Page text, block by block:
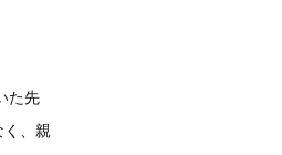
た先
、親